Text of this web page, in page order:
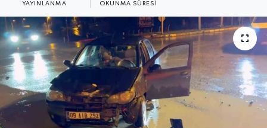
YAYINLANMA OKUNMA SÜRESI